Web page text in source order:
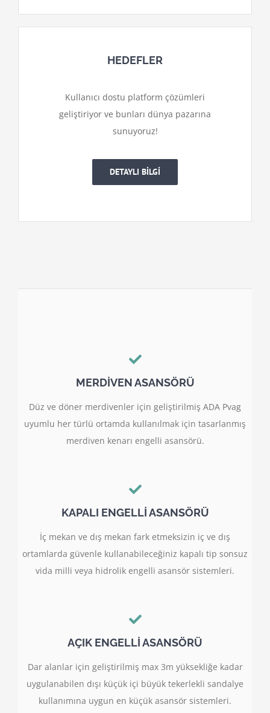
HEDEFLER
Kullanıcı dostu platform çözümleri
geliştiriyor ve bunları dünya pazarına
sunuyoruz!
DETAYLI BİLGİ
MERDİVEN ASANSÖRÜ
Düz ve döner merdivenler için geliştirilmiş ADA Pvag
uyumlu her türlü ortamda kullanılmak için tasarlanmış
merdiven kenarı engelli asansörü.
KAPALI ENGELLİ ASANSÖRÜ
İç mekan ve dış mekan fark etmeksizin iç ve dış
ortamlarda güvenle kullanabileceğiniz kapalı tip sonsuz
vida milli veya hidrolik engelli asansör sistemleri.
AÇIK ENGELLİ ASANSÖRÜ
Dar alanlar için geliştirilmiş max 3m yüksekliğe kadar
uygulanabilen dışı küçük içi büyük tekerlekli sandalye
kullanımına uygun en küçük asansör sistemleri.